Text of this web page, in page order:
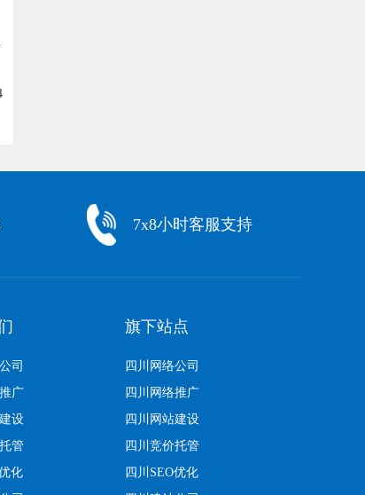
7x8小时客服支持
司
广
设
管
化
旗下站点
四川网络公司
四川网络推广
四川网站建设
四川竞价托管
四川SEO优化